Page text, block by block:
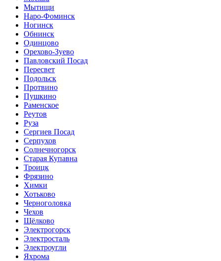
Мытищи
Наро-Фоминск
Ногинск
Обнинск
Одинцово
Орехово-Зуево
Павловский Посад
Пересвет
Подольск
Протвино
Пушкино
Раменское
Реутов
Руза
Сергиев Посад
Серпухов
Солнечногорск
Старая Купавна
Троицк
Фрязино
Химки
Хотьково
Черноголовка
Чехов
Щёлково
Электрогорск
Электросталь
Электроугли
Яхрома